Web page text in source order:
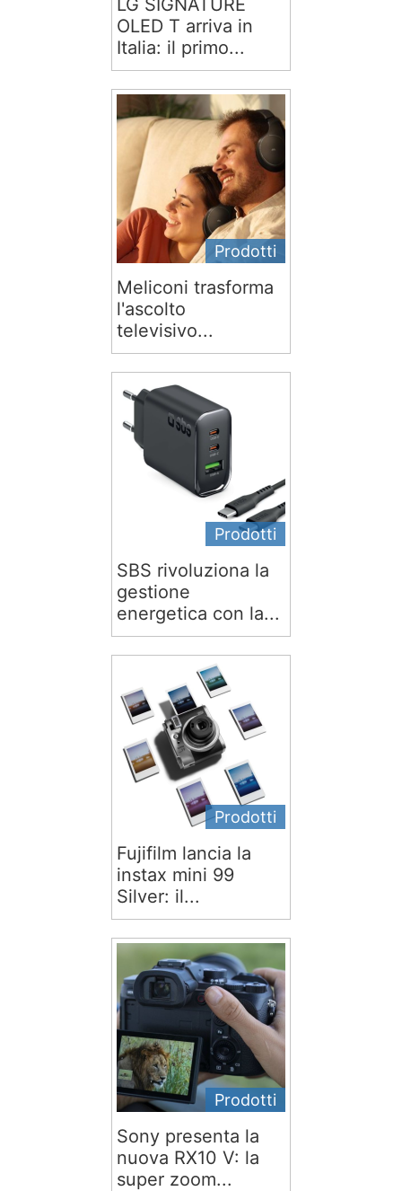
LG SIGNATURE
OLED T arriva in
Italia: il primo...
Prodotti
Meliconi trasforma
l'ascolto
televisivo...
Prodotti
SBS rivoluziona la
gestione
energetica con la...
Prodotti
Fujifilm lancia la
instax mini 99
Silver: il...
Prodotti
Sony presenta la
nuova RX10 V: la
super zoom...